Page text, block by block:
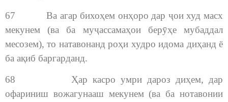
67 Ва агар бихоҳем онҳоро дар ҷои худ масх
мекунем (ва ба муҷассамаҳои берӯҳе мубаддал
месозем), то натавонанд роҳи худро идома диҳанд ё
ба ақиб баргарданд.
68 Ҳар касро умри дароз диҳем, дар
офариниш вожагунааш мекунем (ва ба нотавонии